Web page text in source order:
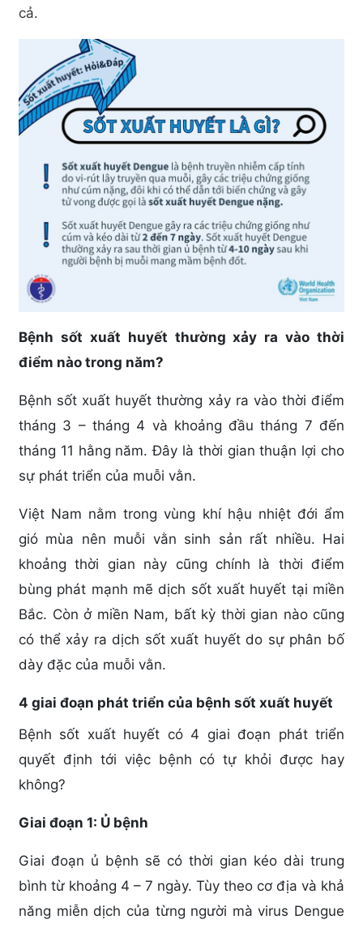
cả.
Bệnh sốt xuất huyết thường xảy ra vào thời
điểm nào trong năm?
Bệnh sốt xuất huyết thường xảy ra vào thời điểm
tháng 3 – tháng 4 và khoảng đầu tháng 7 đến
tháng 11 hằng năm. Đây là thời gian thuận lợi cho
sự phát triển của muỗi vằn.
Việt Nam nằm trong vùng khí hậu nhiệt đới ẩm
gió mùa nên muỗi vằn sinh sản rất nhiều. Hai
khoảng thời gian này cũng chính là thời điểm
bùng phát mạnh mẽ dịch sốt xuất huyết tại miền
Bắc. Còn ở miền Nam, bất kỳ thời gian nào cũng
có thể xảy ra dịch sốt xuất huyết do sự phân bố
dày đặc của muỗi vằn.
4 giai đoạn phát triển của bệnh sốt xuất huyết
Bệnh sốt xuất huyết có 4 giai đoạn phát triển
quyết định tới việc bệnh có tự khỏi được hay
không?
Giai đoạn 1: Ủ bệnh
Giai đoạn ủ bệnh sẽ có thời gian kéo dài trung
bình từ khoảng 4 – 7 ngày. Tùy theo cơ địa và khả
năng miễn dịch của từng người mà virus Dengue